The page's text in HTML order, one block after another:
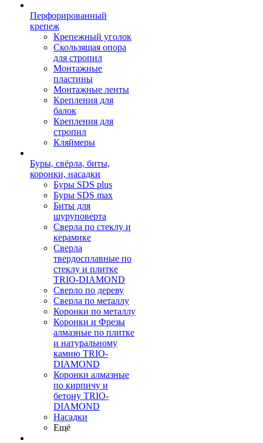
Перфорированный
крепеж
Крепежный уголок
Скользящая опора
для стропил
Монтажные
пластины
Монтажные ленты
Крепления для
балок
Крепления для
стропил
Кляймеры
Буры, свёрла, биты,
коронки, насадки
Буры SDS plus
Буры SDS max
Биты для
шуруповерта
Сверла по стеклу и
керамике
Сверла
твердосплавные по
стеклу и плитке
TRIO-DIAMOND
Сверло по дереву
Сверла по металлу
Коронки по металлу
Коронки и Фрезы
алмазные по плитке
и натуральному
камню TRIO-
DIAMOND
Коронки алмазные
по кирпичу и
бетону TRIO-
DIAMOND
Насадки
Ещё